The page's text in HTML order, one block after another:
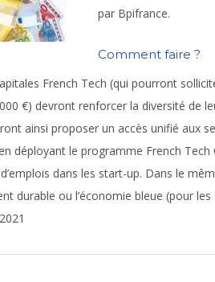
par Bpifrance.
Comment faire ?
French Tech (qui pourront
000 €) devront renforcer la diversité
ainsi proposer un accès unifié aux
déployant le programme French
dans les start-up. Dans le
durable ou l’économie bleue (pour